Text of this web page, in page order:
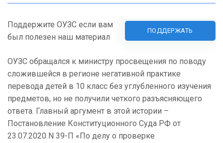
Поддержите ОУЗС если вам
был полезен наш материал
ПОДДЕРЖАТЬ
ОУЗС обращался к министру просвещения по поводу
сложившейся в регионе негативной практике
перевода детей в 10 класс без углубленного изучения
предметов, но не получили четкого разъясняющего
ответа. Главный аргумент в этой истории –
Постановление Конституционного Суда РФ от
23.07.2020 N 39-П «По делу о проверке